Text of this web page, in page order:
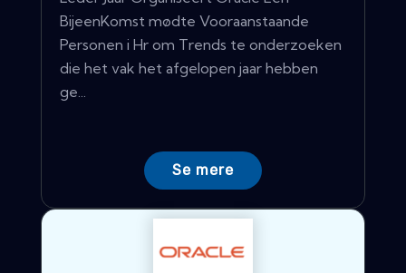
BijeenKomst mødte Vooraanstaande
Personen i Hr om Trends te onderzoeken
die het vak het afgelopen jaar hebben
ge...
Se mere